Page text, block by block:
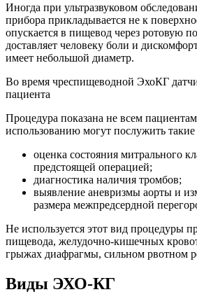
Иногда при ультразвуковом
прибора прикладывается не к
опускается в пищевод через ротовую
доставляет человеку боли и
имеет небольшой диаметр.
Во время чреспищеводной ЭхоКГ
пациента
Процедура показана не всем
использованию могут послужить такие
оценка состояния митрального
предстоящей операцией;
диагностика наличия тромбов;
выявление аневризмы аорты и
размера межпредсердной
Не используется этот вид процедуры
пищевода, желудочно-кишечных
грыжах диафрагмы, сильном рвотном
Виды ЭХО-КГ